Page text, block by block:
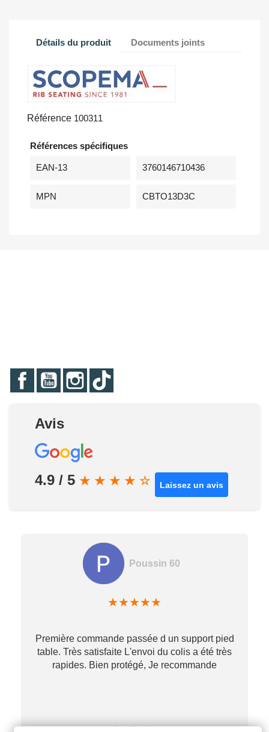
Détails du produit Documents joints
Référence 100311
Références spécifiques
EAN-13 3760146710436
MPN CBTO13D3C
FacebookYouTubeInstagram
Avis
4.9 / 5 ★ ★ ★ ★ ☆ Laissez un avis
Poussin 60
★★★★★
Première commande passée d un support pied
table. Très satisfaite L'envoi du colis a été très
rapides. Bien protégé, Je recommande
il y a 2 mois